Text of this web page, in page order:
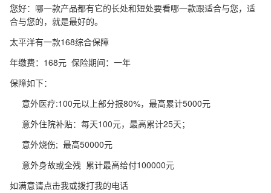
您好：哪一款产品都有它的长处和短处要看哪一款跟适合与您，适
合与您的，就是最好的。
太平洋有一款168综合保障
年缴费：168元 保险期间：一年
保障如下：
意外医疗:100元以上部分报80%，最高累计5000元
意外住院补贴：每天100元，最高累计25天；
意外烧伤; 最高50000元
意外身故或全残 累计最高给付100000元
如满意请点击我或拨打我的电话